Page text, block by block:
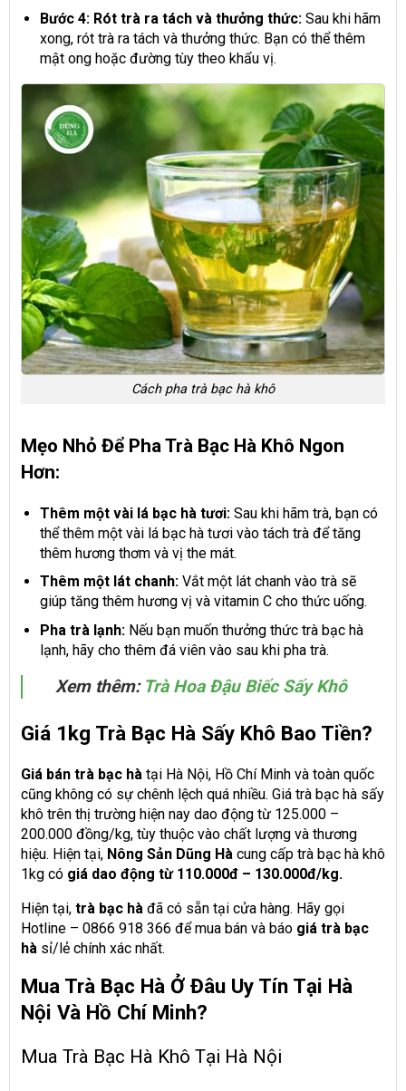
Bước 4: Rót trà ra tách và thưởng thức:Sau khi hãm
xong, rót trà ra tách và thưởng thức. Bạn có thể thêm
mật ong hoặc đường tùy theo khẩu vị.
Cách pha trà bạc hà khô
Mẹo Nhỏ Để Pha Trà Bạc Hà Khô Ngon
Hơn:
Thêm một vài lá bạc hà tươi:Sau khi hãm trà, bạn có
thể thêm một vài lá bạc hà tươi vào tách trà để tăng
thêm hương thơm và vị the mát.
Thêm một lát chanh:Vắt một lát chanh vào trà sẽ
giúp tăng thêm hương vị và vitamin C cho thức uống.
Pha trà lạnh:Nếu bạn muốn thưởng thức trà bạc hà
lạnh, hãy cho thêm đá viên vào sau khi pha trà.
Xem thêm: Trà Hoa Đậu Biếc Sấy Khô
Giá 1kg Trà Bạc Hà Sấy Khô Bao Tiền?
Giá bán trà bạc hà tại Hà Nội, Hồ Chí Minh và toàn quốc
cũng không có sự chênh lệch quá nhiều. Giá trà bạc hà sấy
khô trên thị trường hiện nay dao động từ 125.000 –
200.000 đồng/kg, tùy thuộc vào chất lượng và thương
hiệu. Hiện tại, Nông Sản Dũng Hà cung cấp trà bạc hà khô
1kg có giá dao động từ 110.000đ – 130.000đ/kg.
Hiện tại, trà bạc hà đã có sẵn tại cửa hàng. Hãy gọi
Hotline – 0866 918 366 để mua bán và báo giá trà bạc
hà sỉ/lẻ chính xác nhất.
Mua Trà Bạc Hà Ở Đâu Uy Tín Tại Hà
Nội Và Hồ Chí Minh?
Mua Trà Bạc Hà Khô Tại Hà Nội